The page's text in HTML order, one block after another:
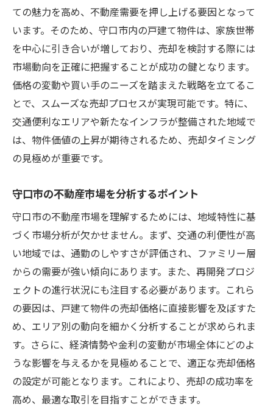
ての魅力を高め、不動産需要を押し上げる要因となって
います。そのため、守口市内の戸建て物件は、家族世帯
を中心に引き合いが増しており、売却を検討する際には
市場動向を正確に把握することが成功の鍵となります。
価格の変動や買い手のニーズを踏まえた戦略を立てるこ
とで、スムーズな売却プロセスが実現可能です。特に、
交通便利なエリアや新たなインフラが整備された地域で
は、物件価値の上昇が期待されるため、売却タイミング
の見極めが重要です。
守口市の不動産市場を分析するポイント
守口市の不動産市場を理解するためには、地域特性に基
づく市場分析が欠かせません。まず、交通の利便性が高
い地域では、通勤のしやすさが評価され、ファミリー層
からの需要が強い傾向にあります。また、再開発プロジ
ェクトの進行状況にも注目する必要があります。これら
の要因は、戸建て物件の売却価格に直接影響を及ぼすた
め、エリア別の動向を細かく分析することが求められま
す。さらに、経済情勢や金利の変動が市場全体にどのよ
うな影響を与えるかを見極めることで、適正な売却価格
の設定が可能となります。これにより、売却の成功率を
高め、最適な取引を目指すことができます。